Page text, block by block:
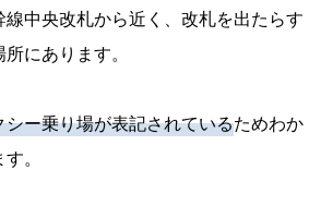
線中央改札から近く、改札を出たらす
にあります。
シー乗り場が表記されているためわか
。